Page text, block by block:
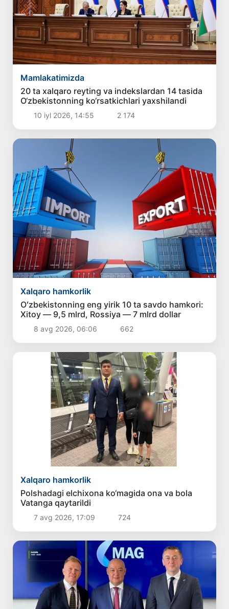
Mamlakatimizda
20 ta xalqaro reyting va indekslardan 14 tasida
O‘zbekistonning ko‘rsatkichlari yaxshilandi
10 iyl 2026, 14:55 2 174
Xalqaro hamkorlik
Oʻzbekistonning eng yirik 10 ta savdo hamkori:
Xitoy — 9,5 mlrd, Rossiya — 7 mlrd dollar
8 avg 2026, 06:06 662
Xalqaro hamkorlik
Polshadagi elchixona ko‘magida ona va bola
Vatanga qaytarildi
7 avg 2026, 17:09 724